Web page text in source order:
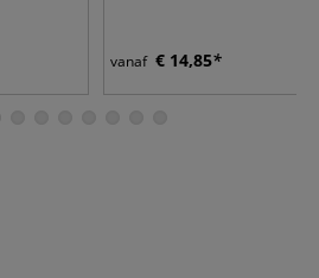
vanaf € 14,85